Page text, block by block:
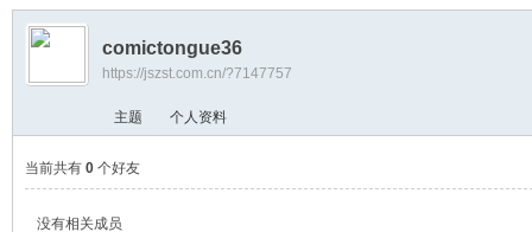
›
comictongue36
https://jszst.com.cn/?7147757
主题 个人资料
当前共有 0个好友
没有相关成员